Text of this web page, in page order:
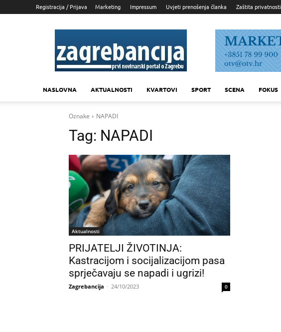
Registracija / Prijava Marketing Impressum Uvjeti prenošenja članka Zaštita privatnosti
Zagrebancija
NASLOVNA AKTUALNOSTI KVARTOVI SPORT SCENA FOKUS
Oznake NAPADI
Tag: NAPADI
Aktualnosti
PRIJATELJI ŽIVOTINJA:
Kastracijom i socijalizacijom pasa
sprječavaju se napadi i ugrizi!
Zagrebancija - 24/10/2023 0